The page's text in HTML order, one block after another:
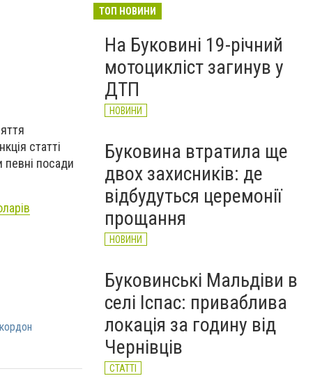
статті
певні посади
критичну ситуацію з водою
НОВИНИ
ТОП НОВИНИ
На Буковині 19-річний
мотоцикліст загинув у
ДТП
НОВИНИ
Буковина втратила ще
двох захисників: де
відбудуться церемонії
прощання
НОВИНИ
Буковинські Мальдіви в
селі Іспас: приваблива
локація за годину від
Чернівців
СТАТТІ